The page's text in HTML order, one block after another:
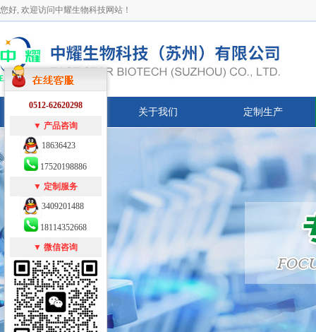
您好, 欢迎访问中耀生物科技网站！
关于我们 定制生产
0512-62620298
▼ 产品咨询
18636423
17520198886
▼ 定制服务
3409201488
18114352668
▼ 微信咨询